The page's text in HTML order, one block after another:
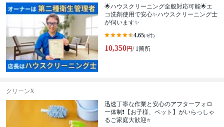
🌟ハウスクリーニング全般対応可能🌟エ
コ洗剤使用で安心✨ハウスクリーニング士
が伺います✨
4.65(4件)
10,350円/ 1箇所
クリーンX
迅速丁寧な作業と安心のアフターフォロ
ー体制❗️【お子様、ペット】がいらっしゃ
るご家庭大歓迎⭐️